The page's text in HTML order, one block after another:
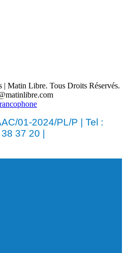
| Matin Libre. Tous Droits Réservés.
01-2024/PL/P | Tel :
37 20 |